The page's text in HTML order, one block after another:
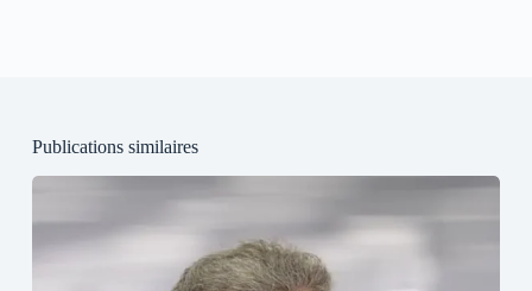
Publications similaires